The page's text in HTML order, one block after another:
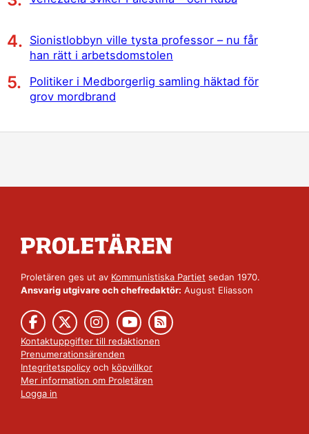
Sionistlobbyn ville tysta professor – nu får
han rätt i arbetsdomstolen
Politiker i Medborgerlig samling häktad för
grov mordbrand
Proletären ges ut av Kommunistiska Partiet sedan 1970.
Ansvarig utgivare och chefredaktör: August Eliasson
Kontaktuppgifter till redaktionen
Prenumerationsärenden
Integritetspolicy och köpvillkor
Mer information om Proletären
Logga in